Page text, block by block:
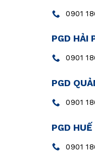
0901
PGD HẢI
0901
PGD
0901
PGD HUẾ
0901